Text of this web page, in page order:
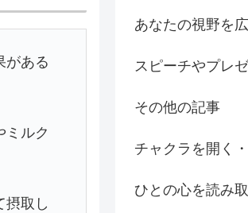
がある
ミルク
摂取し
あなたの視野を
スピーチやプレ
その他の記事
チャクラを開く
ひとの心を読み